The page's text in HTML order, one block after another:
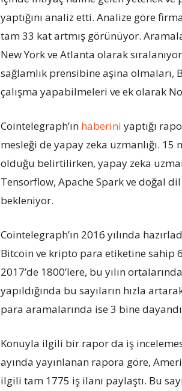
yaptığını analiz etti. Analize göre
tam 33 kat artmış görünüyor.
New York ve Atlanta olarak
sağlamlık prensibine aşina
çalışma yapabilmeleri ve ek olarak
Cointelegraph’ın haberini yaptığı
mesleği de yapay zeka uzmanlığı. 15
olduğu belirtilirken, yapay zeka
Tensorflow, Apache Spark ve doğal
bekleniyor.
Cointelegraph’ın 2016 yılında
Bitcoin ve kripto para etiketine sahip
2017’de 1800’lere, bu yılın
yapıldığında bu sayıların hızla
para aramalarında ise 3 bine
Konuyla ilgili bir rapor da iş
ayında yayınlanan rapora göre,
ilgili tam 1775 iş ilanı paylaştı. Bu